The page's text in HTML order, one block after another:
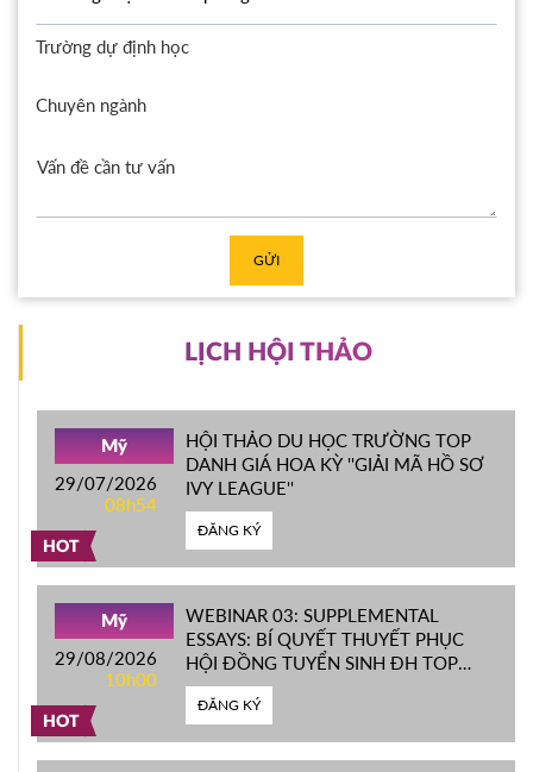
Trường dự định học
Chuyên ngành
GỬI
LỊCH HỘI THẢO
HOT
Mỹ
29/07/2026
08h54
HỘI THẢO DU HỌC TRƯỜNG TOP
DANH GIÁ HOA KỲ ''GIẢI MÃ HỒ SƠ
IVY LEAGUE''
ĐĂNG KÝ
HOT
Mỹ
29/08/2026
10h00
WEBINAR 03: SUPPLEMENTAL
ESSAYS: BÍ QUYẾT THUYẾT PHỤC
HỘI ĐỒNG TUYỂN SINH ĐH TOP
ĐẦU MỸ
ĐĂNG KÝ